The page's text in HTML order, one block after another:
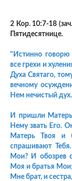
2 Кор. 10:7-18
Пятидесятнице.
"Истинно
все грехи и
Духа Святаго,
вечному
Нем нечистый дух.
И пришли Матерь
Нему звать Его.
Матерь Твоя и
спрашивают
Мои? И обозрев
Моя и братья
Мне брат, и